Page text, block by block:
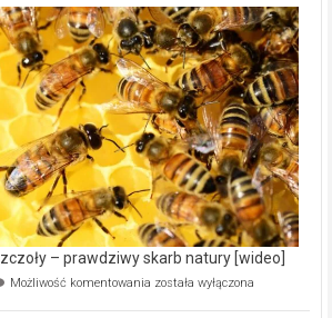
Wręczyca
Wielka
z
dofinansowaniem
ponad
15,6
mln
na
modernizację
oczyszczalni
ścieków
[wideo]
– prawdziwy skarb natury [wideo]
Możliwość komentowania Ekologiczne
została wyłączona